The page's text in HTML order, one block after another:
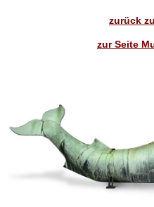
zurück
zur Seite